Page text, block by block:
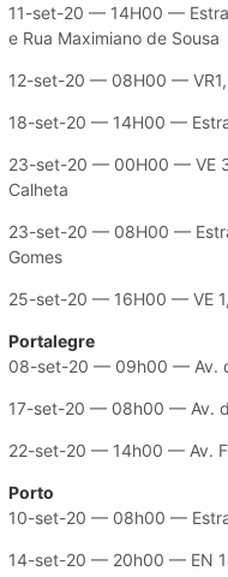
11-set-20 — 14H00 —
e Rua Maximiano de Sousa
12-set-20 — 08H00 — VR1,
18-set-20 — 14H00 —
23-set-20 — 00H00 — VE
Calheta
23-set-20 — 08H00 —
Gomes
25-set-20 — 16H00 — VE 1,
Portalegre
08-set-20 — 09h00 — Av.
17-set-20 — 08h00 — Av.
22-set-20 — 14h00 — Av.
Porto
10-set-20 — 08h00 —
14-set-20 — 20h00 — EN